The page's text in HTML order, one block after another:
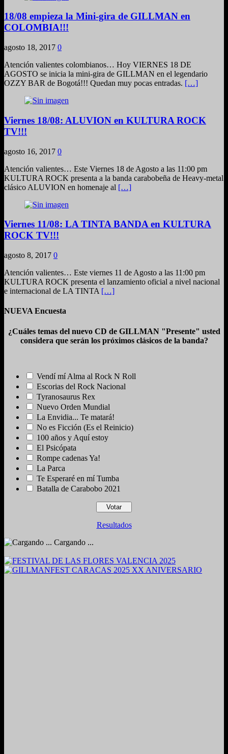
18/08 empieza la Mini-gira de GILLMAN en
COLOMBIA!!!
agosto 18, 2017 0
Atención valientes colombianos… Hoy VIERNES 18 DE
AGOSTO se inicia la mini-gira de GILLMAN en el legendario
OZZY BAR de Bogotá!!! Quedan muy pocas entradas. […]
Viernes 18/08: ALUVION en KULTURA ROCK
TV!!!
agosto 16, 2017 0
Atención valientes… Este Viernes 18 de Agosto a las 11:00 pm
KULTURA ROCK presenta a la banda carabobeña de Heavy-metal
clásico ALUVION en homenaje al […]
Viernes 11/08: LA TINTA BANDA en KULTURA
ROCK TV!!!
agosto 8, 2017 0
Atención valientes… Este viernes 11 de Agosto a las 11:00 pm
KULTURA ROCK presenta el lanzamiento oficial a nivel nacional
e internacional de LA TINTA […]
NUEVA Encuesta
¿Cuáles temas del nuevo CD de GILLMAN "Presente" usted
considera que serán los próximos clásicos de la banda?
Vendí mí Alma al Rock N Roll
Escorias del Rock Nacional
Tyranosaurus Rex
Nuevo Orden Mundial
La Envidia... Te matará!
No es Ficción (Es el Reinicio)
100 años y Aquí estoy
El Psicópata
Rompe cadenas Ya!
La Parca
Te Esperaré en mí Tumba
Batalla de Carabobo 2021
Resultados
Cargando ...